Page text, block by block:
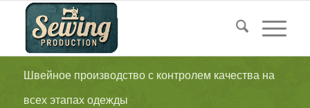
Швейное производство с контролем качества на
всех этапах одежды